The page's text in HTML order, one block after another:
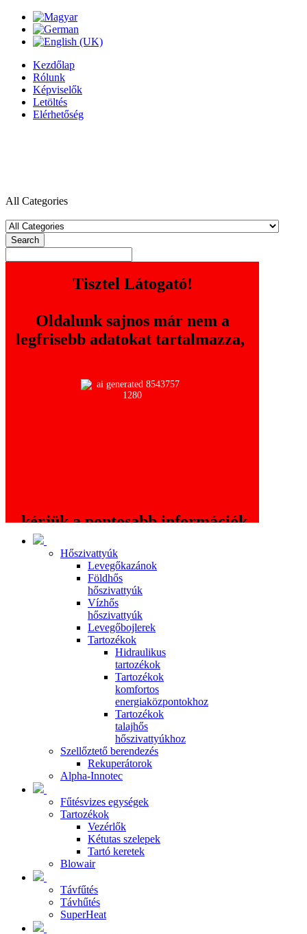
Kezdőlap
Rólunk
Képviselők
Letöltés
Elérhetőség
All Categories
Search
Tisztel Látogató!
Oldalunk sajnos már nem a
legfrisebb adatokat tartalmazza,
kérjük a pontosabb információk
www.thermo.hu oldalt!
Hőszivattyúk
Levegőkazánok
Földhős
hőszivattyúk
Vízhős
hőszivattyúk
Levegőbojlerek
Tartozékok
Hidraulikus
tartozékok
Tartozékok
komfortos
energiaközpontokhoz
Tartozékok
talajhős
hőszivattyúkhoz
Szellőztető berendezés
Rekuperátorok
Alpha-Innotec
Fűtésvizes egységek
Tartozékok
Vezérlők
Kétutas szelepek
Tartó keretek
Blowair
Távfűtés
Távhűtés
SuperHeat